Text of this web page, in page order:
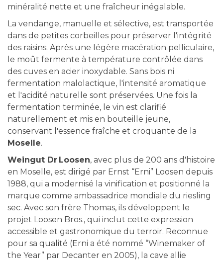
minéralité nette et une fraîcheur inégalable.
La vendange, manuelle et sélective, est transportée
dans de petites corbeilles pour préserver l'intégrité
des raisins. Après une légère macération pelliculaire,
le moût fermente à température contrôlée dans
des cuves en acier inoxydable. Sans bois ni
fermentation malolactique, l'intensité aromatique
et l'acidité naturelle sont préservées. Une fois la
fermentation terminée, le vin est clarifié
naturellement et mis en bouteille jeune,
conservant l'essence fraîche et croquante de la
Moselle.
Weingut Dr Loosen, avec plus de 200 ans d'histoire
en Moselle, est dirigé par Ernst “Erni” Loosen depuis
1988, qui a modernisé la vinification et positionné la
marque comme ambassadrice mondiale du riesling
sec. Avec son frère Thomas, ils développent le
projet Loosen Bros., qui inclut cette expression
accessible et gastronomique du terroir. Reconnue
pour sa qualité (Erni a été nommé “Winemaker of
the Year” par Decanter en 2005), la cave allie